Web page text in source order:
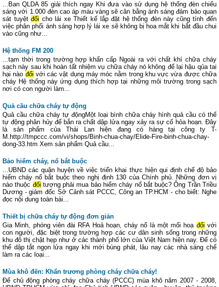
...Ban QLDA 85 giải thích ngay Khi đưa vào sử dụng hệ thống đèn chiếu
sáng với 1.000 đèn cao áp màu vàng sẽ cân bằng ánh sáng đảm bảo quan
sát tuyệtđối cho lái xe Thiết kế lắp đặt hệ thống đèn này cũng tính đến
việc phân phối ánh sáng hợp lý lái xe sẽ không bị hoa mắt khi bắt đầu chui
vào cũng như...
Hệ thống FM 200
...tạm thời trong trường hợp khẩn cấp Ngoài ra với chất khí chữa cháy
sạch này sau khi hoàn tất nhiệm vụ chữa cháy nó không để lại hậu qủa tai
hại nào đối với các vật dụng máy móc nằm trong khu vực vừa được chữa
cháy Hệ thống này ứng dụng thích hợp tại những môi trường trong sạch
nơi có con người làm...
Quả cầu chữa cháy tự động
Quả cầu chữa cháy tự độngMột loại bình chữa cháy hình quả cầu có thể
tự động phân hủy để bắn ra chất dập lửa ngay xảy ra sự cố hỏa hoạn. Đây
là sản phẩm của Thái Lan hiện đang có hàng tại công ty T-
M.http://tmpccc.com/vi/shops/Binh-chua-chay/Elide-Fire-binh-chua-chay-
dong-33.htm Xem sản phẩm Quả cầu...
Bảo hiểm cháy, nổ bắt buộc
...UBND các quận huyện về việc triển khai thực hiện qui định chế độ bảo
hiểm cháy nổ bắt buộc theo nghị định 130 của Chính phủ. Những đơn vị
nào thuộc đối tượng phải mua bảo hiểm cháy nổ bắt buộc? Ông Trần Triều
Dương - giám đốc Sở Cảnh sát PCCC, Công an TP.HCM - cho biết: Nghe
đọc nội dung toàn bài...
Thiết bị chữa cháy tự động đơn giản
Gia Minh, phóng viên đài RFA Hoả hoạn, cháy nổ là một mối hoạ đối với
con người, đặc biệt trong trường hợp các cư dân sinh sống trong những
khu đô thị chật hẹp như ở các thành phố lớn của Việt Nam hiện nay. Để có
thể dập tắt ngọn lửa ngay khi mới bùng phát, lâu nay các nhà sáng chế
làm ra các loại...
Mùa khô đến: Khẩn trương phòng cháy chữa cháy!
Để chủ động phòng cháy chữa cháy (PCCC) mùa khô năm 2007 - 2008,